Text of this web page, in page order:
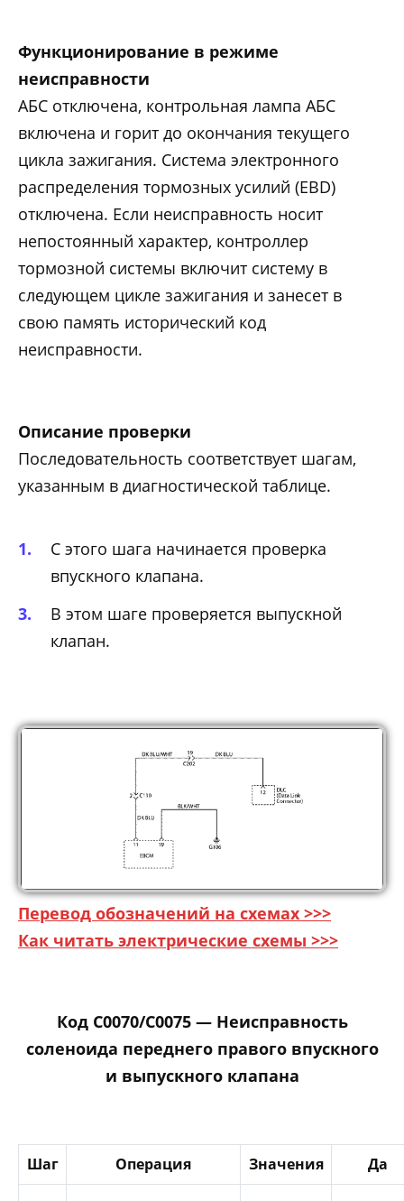
Функционирование в режиме
неисправности
АБС отключена, контрольная лампа АБС
включена и горит до окончания текущего
цикла зажигания. Система электронного
распределения тормозных усилий (EBD)
отключена. Если неисправность носит
непостоянный характер, контроллер
тормозной системы включит систему в
следующем цикле зажигания и занесет в
свою память исторический код
неисправности.
Описание проверки
Последовательность соответствует шагам,
указанным в диагностической таблице.
С этого шага начинается проверка
впускного клапана.
В этом шаге проверяется выпускной
клапан.
Перевод обозначений на схемах >>>
Как читать электрические схемы >>>
Код C0070/C0075 — Неисправность
соленоида переднего правого впускного
и выпускного клапана
Шаг Операция Значения Да